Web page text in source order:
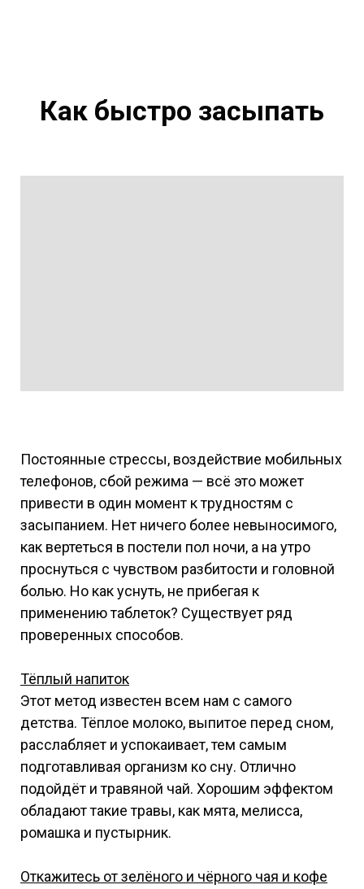
Как быстро засыпать
Постоянные стрессы, воздействие мобильных
телефонов, сбой режима — всё это может
привести в один момент к трудностям с
засыпанием. Нет ничего более невыносимого,
как вертеться в постели пол ночи, а на утро
проснуться с чувством разбитости и головной
болью. Но как уснуть, не прибегая к
применению таблеток? Существует ряд
проверенных способов.
Тёплый напиток
Этот метод известен всем нам с самого
детства. Тёплое молоко, выпитое перед сном,
расслабляет и успокаивает, тем самым
подготавливая организм ко сну. Отлично
подойдёт и травяной чай. Хорошим эффектом
обладают такие травы, как мята, мелисса,
ромашка и пустырник.
Откажитесь от зелёного и чёрного чая и кофе